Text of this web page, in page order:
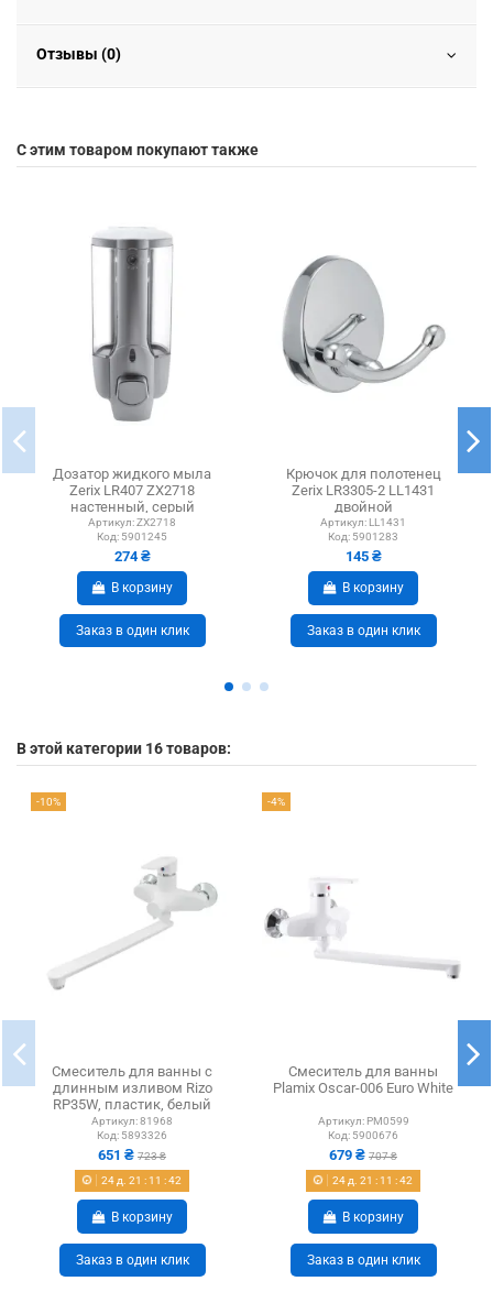
Отзывы (0)
С этим товаром покупают также
Дозатор жидкого мыла
Zerix LR407 ZX2718
настенный, серый
Артикул:ZX2718
Код: 5901245
274 ₴
В корзину
Заказ в один клик
Крючок для полотенец
Zerix LR3305-2 LL1431
двойной
Артикул: LL1431
Код: 5901283
145 ₴
В корзину
Заказ в один клик
В этой категории 16 товаров:
-10%
Смеситель для ванны с
длинным изливом Rizo
RP35W, пластик, белый
Артикул:81968
Код: 5893326
651 ₴ 723 ₴
24д. 21 : 11 :41
В корзину
Заказ в один клик
-4%
Смеситель для ванны
Plamix Oscar-006 Euro White
Артикул: PM0599
Код: 5900676
679 ₴ 707 ₴
24д. 21 : 11 :41
В корзину
Заказ в один клик